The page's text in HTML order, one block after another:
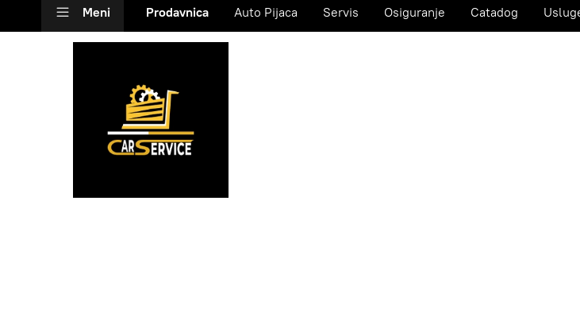
Meni Prodavnica Auto Pijaca Servis Osiguranje Catadog